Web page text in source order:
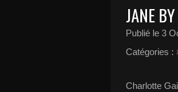
JANE
Publié le 3
Catégories :
Charlotte